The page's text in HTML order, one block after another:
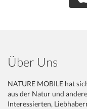
Über Uns
NATURE MOBILE hat
aus der Natur und
Interessierten,